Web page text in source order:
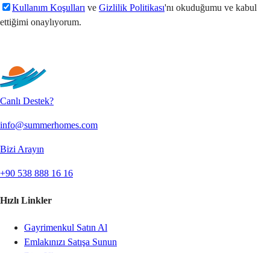
Kullanım Koşulları ve Gizlilik Politikası'nı okuduğumu ve kabul
ettiğimi onaylıyorum.
Canlı Destek?
info@summerhomes.com
Bizi Arayın
+90 538 888 16 16
Hızlı Linkler
Gayrimenkul Satın Al
Emlakınızı Satışa Sunun